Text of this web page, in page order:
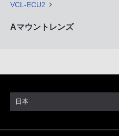
VCL-ECU2
Aマウントレンズ
日本